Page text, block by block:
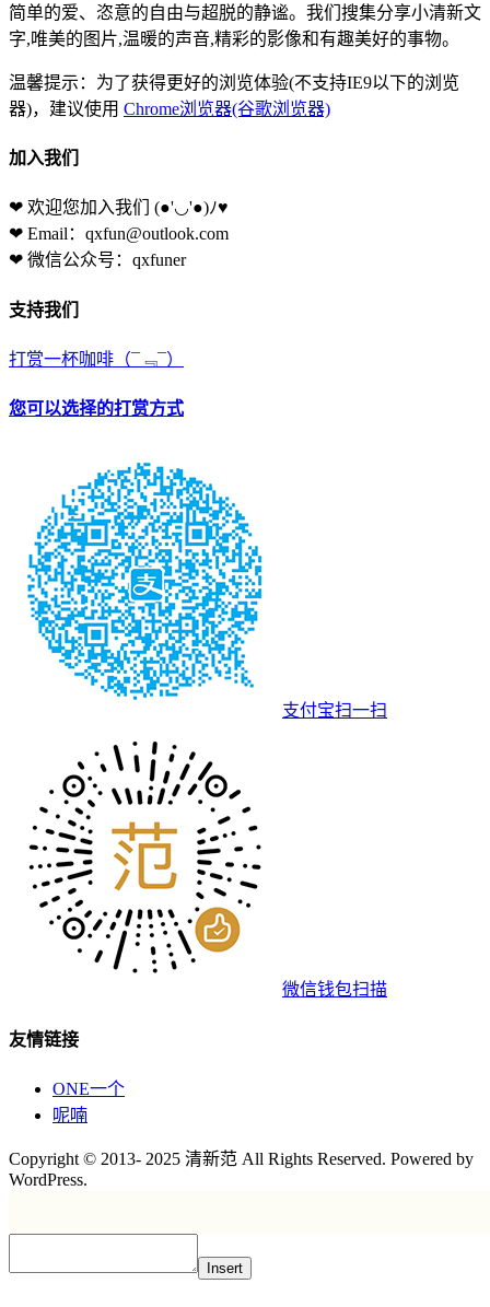
简单的爱、恣意的自由与超脱的静谧。我们搜集分享小清新文
字,唯美的图片,温暖的声音,精彩的影像和有趣美好的事物。
温馨提示：为了获得更好的浏览体验(不支持IE9以下的浏览
器)，建议使用 Chrome浏览器(谷歌浏览器)
加入我们
❤ 欢迎您加入我们 (●'◡'●)ﾉ♥
❤ Email：qxfun@outlook.com
❤ 微信公众号：qxfuner
支持我们
打赏一杯咖啡 （¯﹃¯）
您可以选择的打赏方式
支付宝扫一扫
微信钱包扫描
友情链接
ONE一个
呢喃
Copyright © 2013- 2025 清新范 All Rights Reserved. Powered by
WordPress.
Insert